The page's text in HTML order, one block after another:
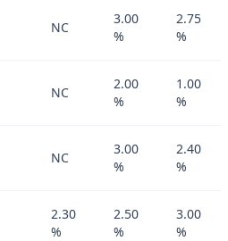
NC
3.00
%
2.75
%
NC
2.00
%
1.00
%
NC
3.00
%
2.40
%
2.30
%
2.50
%
3.00
%